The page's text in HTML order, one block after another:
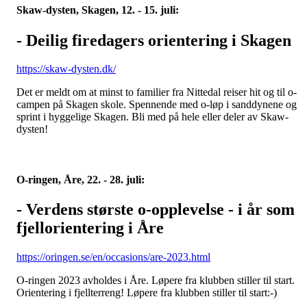
Skaw-dysten, Skagen, 12. - 15. juli:
- Deilig firedagers orientering i Skagen
https://skaw-dysten.dk/
Det er meldt om at minst to familier fra Nittedal reiser hit og til o-
campen på Skagen skole. Spennende med o-løp i sanddynene og
sprint i hyggelige Skagen. Bli med på hele eller deler av Skaw-
dysten!
O-ringen, Åre, 22. - 28. juli:
- Verdens største o-opplevelse - i år som
fjellorientering i Åre
https://oringen.se/en/occasions/are-2023.html
O-ringen 2023 avholdes i Åre. Løpere fra klubben stiller til start.
Orientering i fjellterreng! Løpere fra klubben stiller til start:-)